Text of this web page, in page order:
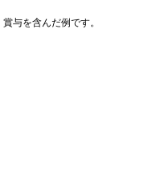
与を含んだ例です。